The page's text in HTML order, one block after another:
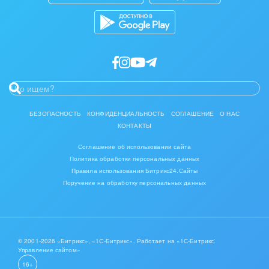
БЕЗОПАСНОСТЬ КОНФИДЕНЦИАЛЬНОСТЬ СОГЛАШЕНИЕ
О НАС
КОНТАКТЫ
Соглашение об использовании сайта
Политика обработки персональных данных
Правила использования Битрикс24.Сайты
Поручение на обработку персональных данных
© 2001-2026 «Битрикс», «1С-Битрикс». Работает на «1С-Битрикс:
Управление сайтом»
16+